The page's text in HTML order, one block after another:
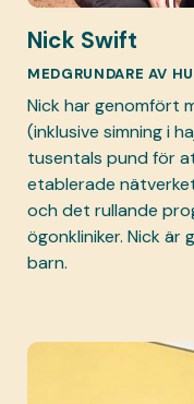
Nick Swift
MEDGRUNDARE AV
Nick har genomfört
(inklusive simning i
tusentals pund för
etablerade
och det rullande
ögonkliniker. Nick
barn.